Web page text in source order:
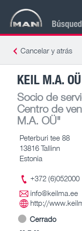
Cancelar y atrás
KEIL M.A.
Socio de
Centro de
M.A. OÜ"
Peterburi tee 88
13816 Tallinn
Estonia
+372 (6)052000
info@keilma.ee
http://
Cerrado
-- – --